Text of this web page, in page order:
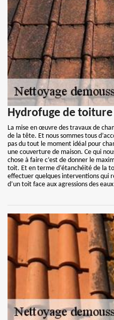
Hydrofuge de toiture
La mise en œuvre des travaux de
de la tête. Et nous sommes tous
pas du tout le moment idéal pour
une couverture de maison. Ce qui
chose à faire c’est de donner le
toit. Et en terme d’étanchéité de la
effectuer quelques interventions qui
d’un toit face aux agressions des